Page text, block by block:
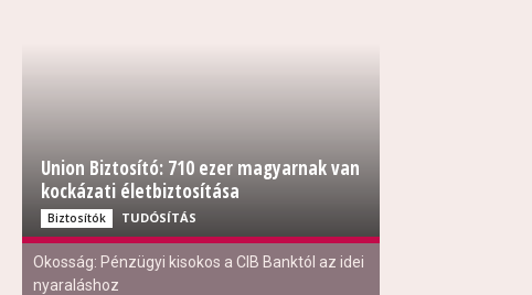
Union Biztosító: 710 ezer magyarnak van
kockázati életbiztosítása
Biztosítók TUDÓSÍTÁS
Okosság: Pénzügyi kisokos a CIB Banktól az idei
nyaraláshoz